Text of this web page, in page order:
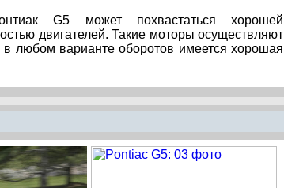
G5 может похвастаться хорошей
двигателей. Такие моторы осуществляют
любом варианте оборотов имеется хорошая